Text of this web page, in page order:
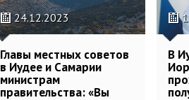
24.12.2023
Главы местных советов
в Иудее и Самарии
министрам
правительства: «Вы
В